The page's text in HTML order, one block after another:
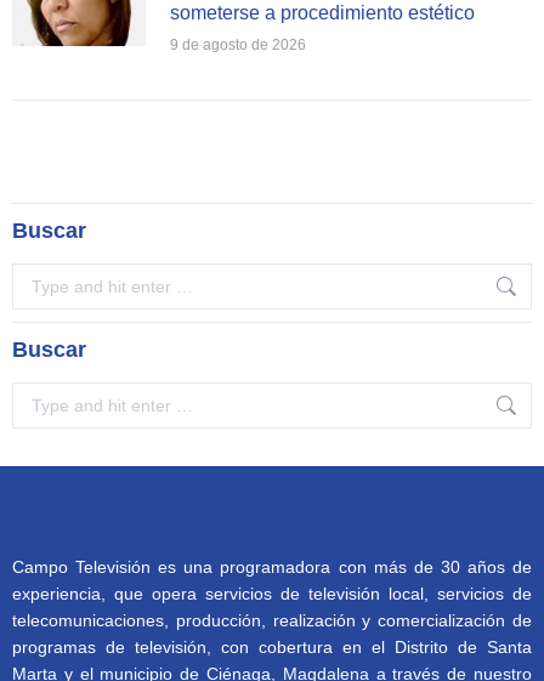
someterse a procedimiento estético
9 de agosto de 2026
Buscar
Buscar
Campo Televisión es una programadora con más de 30 años de
experiencia, que opera servicios de televisión local, servicios de
telecomunicaciones, producción, realización y comercialización de
programas de televisión, con cobertura en el Distrito de Santa
Marta y el municipio de Ciénaga, Magdalena a través de nuestro